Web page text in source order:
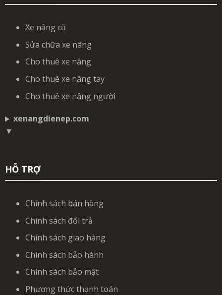
Xe nâng cũ
Sửa chữa xe nâng
Cho thuê xe nâng
Cho thuê xe nâng tay
Cho thuê xe nâng người
xenangdienep.com
▼
HỖ TRỢ
Chính sách bán hàng
Chính sách đổi trả
Chính sách giao hàng
Chính sách bảo hành
Chính sách bảo mật
Phương thức thanh toán